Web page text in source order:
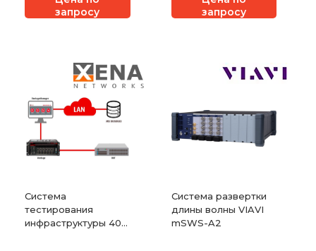
запросу
запросу
Система
тестирования
инфраструктуры 400
Система развертки
длины волны VIAVI
mSWS-A2